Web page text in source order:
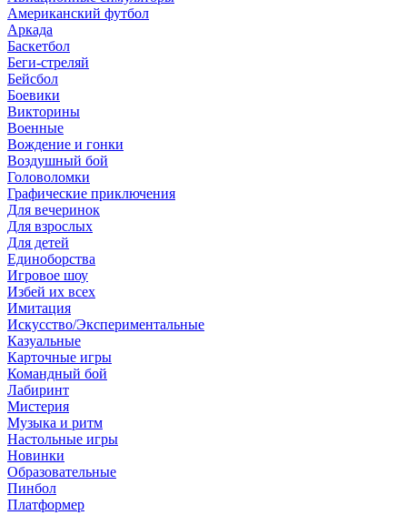
Американский футбол
Аркада
Баскетбол
Беги-стреляй
Бейсбол
Боевики
Викторины
Военные
Вождение и гонки
Воздушный бой
Головоломки
Графические приключения
Для вечеринок
Для взрослых
Для детей
Единоборства
Игровое шоу
Избей их всех
Имитация
Искусство/Экспериментальные
Казуальные
Карточные игры
Командный бой
Лабиринт
Мистерия
Музыка и ритм
Настольные игры
Новинки
Образовательные
Пинбол
Платформер